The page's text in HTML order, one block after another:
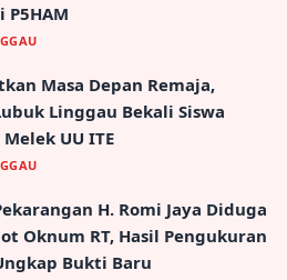
Masa Depan Remaja,
Linggau Bekali Siswa
Melek UU ITE
H. Romi Jaya Diduga
Oknum RT, Hasil Pengukuran
Bukti Baru